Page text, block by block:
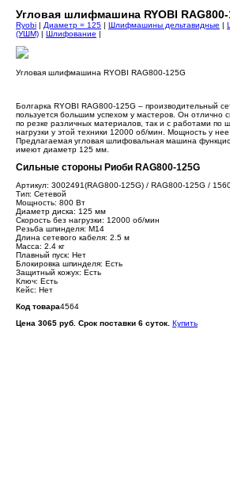
Угловая шлифмашина RYOBI
Ryobi | Диаметр = 125 | Шлифмашины дельтавидные |
(УШМ) | Шлифование |
Угловая шлифмашина RYOBI RAG800-125G
Болгарка RYOBI RAG800-125G – производительный
пользуется большим успехом у мастеров. Он отлично
по резке различных материалов, так и с работами по
нагрузки у этой техники 12000 об/мин. Мощность у нее
Предлагаемая угловая шлифовальная машина
имеют диаметр 125 мм.
Сильные стороны Риоби RAG800-125G
Артикул: 3002491(RAG800-125G) / RAG800-125G /
Тип: Сетевой
Мощность: 800 Вт
Диаметр диска: 125 мм
Скорость без нагрузки: 12000 об/мин
Резьба шпинделя: М14
Длина сетевого кабеля: 2.5 м
Масса: 2.4 кг
Плавный пуск: Нет
Блокировка шпинделя: Есть
Защитный кожух: Есть
Ключ: Есть
Кейс: Нет
Код товара4564
Цена 3065 руб. Срок поставки 6 суток. Купить